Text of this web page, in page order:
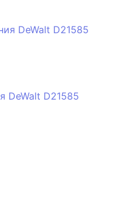
DeWalt D21585